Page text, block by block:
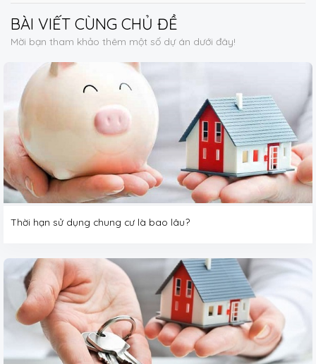
BÀI VIẾT CÙNG CHỦ ĐỀ
Mời bạn tham khảo thêm một số dự án dưới đây!
Thời hạn sử dụng chung cư là bao lâu?